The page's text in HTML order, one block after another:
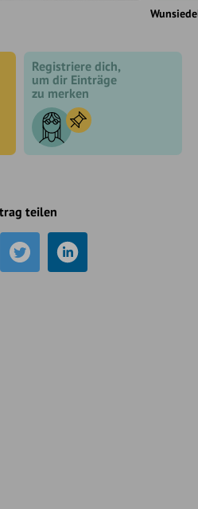
Registriere dich,
um dir Einträge
zu merken
teilen